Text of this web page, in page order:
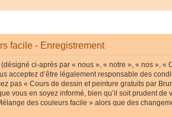
facile - Enregistrement
ci-après par « nous », « notre », « nos », «
acceptez d’être légalement responsable des
pas « Cours de dessin et peinture gratuits par
vous en soyez informé, bien qu’il soit prudent de
des couleurs facile » alors que des